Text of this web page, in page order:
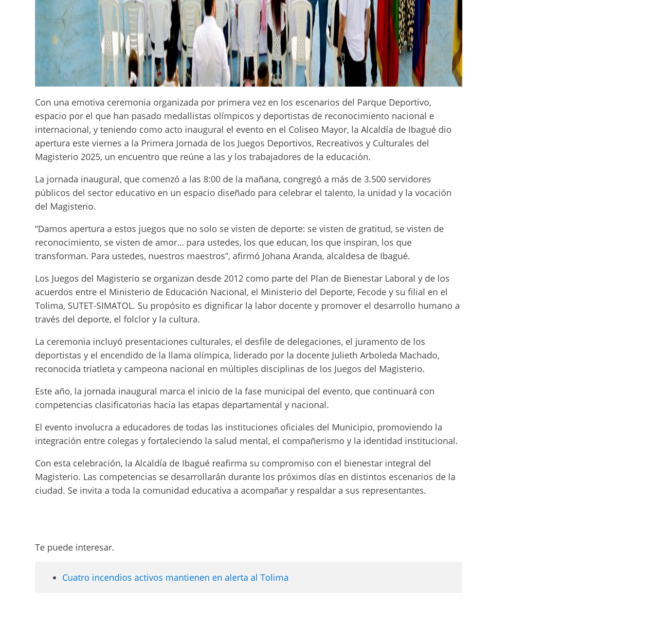
Con una emotiva ceremonia organizada por primera vez en los escenarios del Parque Deportivo,
espacio por el que han pasado medallistas olímpicos y deportistas de reconocimiento nacional e
internacional, y teniendo como acto inaugural el evento en el Coliseo Mayor, la Alcaldía de Ibagué dio
apertura este viernes a la Primera Jornada de los Juegos Deportivos, Recreativos y Culturales del
Magisterio 2025, un encuentro que reúne a las y los trabajadores de la educación.
La jornada inaugural, que comenzó a las 8:00 de la mañana, congregó a más de 3.500 servidores
públicos del sector educativo en un espacio diseñado para celebrar el talento, la unidad y la vocación
del Magisterio.
“Damos apertura a estos juegos que no solo se visten de deporte: se visten de gratitud, se visten de
reconocimiento, se visten de amor… para ustedes, los que educan, los que inspiran, los que
transforman. Para ustedes, nuestros maestros”, afirmó Johana Aranda, alcaldesa de Ibagué.
Los Juegos del Magisterio se organizan desde 2012 como parte del Plan de Bienestar Laboral y de los
acuerdos entre el Ministerio de Educación Nacional, el Ministerio del Deporte, Fecode y su filial en el
Tolima, SUTET-SIMATOL. Su propósito es dignificar la labor docente y promover el desarrollo humano a
través del deporte, el folclor y la cultura.
La ceremonia incluyó presentaciones culturales, el desfile de delegaciones, el juramento de los
deportistas y el encendido de la llama olímpica, liderado por la docente Julieth Arboleda Machado,
reconocida triatleta y campeona nacional en múltiples disciplinas de los Juegos del Magisterio.
Este año, la jornada inaugural marca el inicio de la fase municipal del evento, que continuará con
competencias clasificatorias hacia las etapas departamental y nacional.
El evento involucra a educadores de todas las instituciones oficiales del Municipio, promoviendo la
integración entre colegas y fortaleciendo la salud mental, el compañerismo y la identidad institucional.
Con esta celebración, la Alcaldía de Ibagué reafirma su compromiso con el bienestar integral del
Magisterio. Las competencias se desarrollarán durante los próximos días en distintos escenarios de la
ciudad. Se invita a toda la comunidad educativa a acompañar y respaldar a sus representantes.
Te puede interesar.
Cuatro incendios activos mantienen en alerta al Tolima